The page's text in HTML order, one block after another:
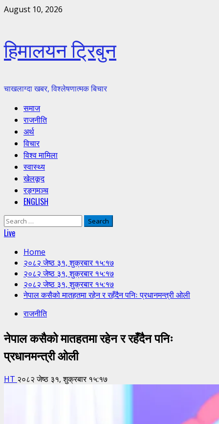
Skip
August 10, 2026
हिमालयन ट्रिबुन
चाखलाग्दा खबर, विश्लेषणात्मक बिचार
Primary
Menu
समाज
राजनीति
अर्थ
विचार
विश्व मामिला
स्वास्थ्य
खेलकूद
रङ्गमञ्च
ENGLISH
Search
for:
Live
Home
२०८२ जेष्ठ ३१, शुक्रबार १५:१७
२०८२ जेष्ठ ३१, शुक्रबार १५:१७
२०८२ जेष्ठ ३१, शुक्रबार १५:१७
नेपाल कसैको मातहतमा रहेन र रहँदैन पनिः प्रधानमन्त्री ओली
राजनीति
नेपाल कसैको मातहतमा रहेन र रहँदैन पनिः
प्रधानमन्त्री ओली
HT २०८२ जेष्ठ ३१, शुक्रबार १५:१७